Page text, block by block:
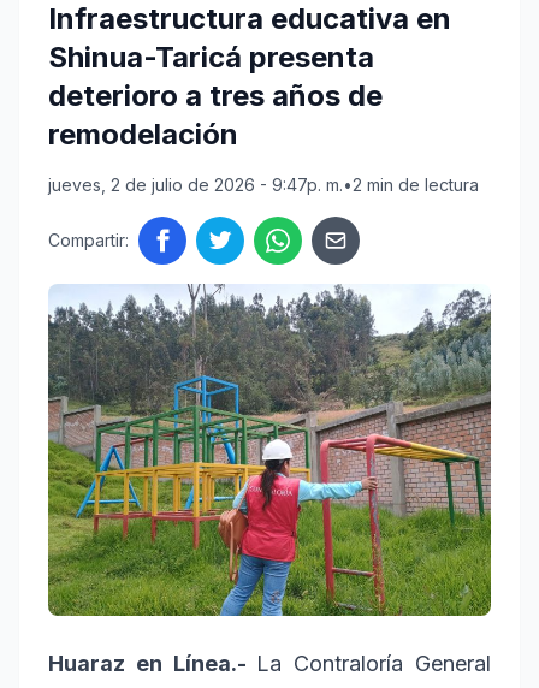
Infraestructura educativa en
Shinua-Taricá presenta
deterioro a tres años de
remodelación
jueves, 2 de julio de 2026 - 9:47p. m.•2 min de lectura
Compartir:
Huaraz en Línea.- La Contraloría General